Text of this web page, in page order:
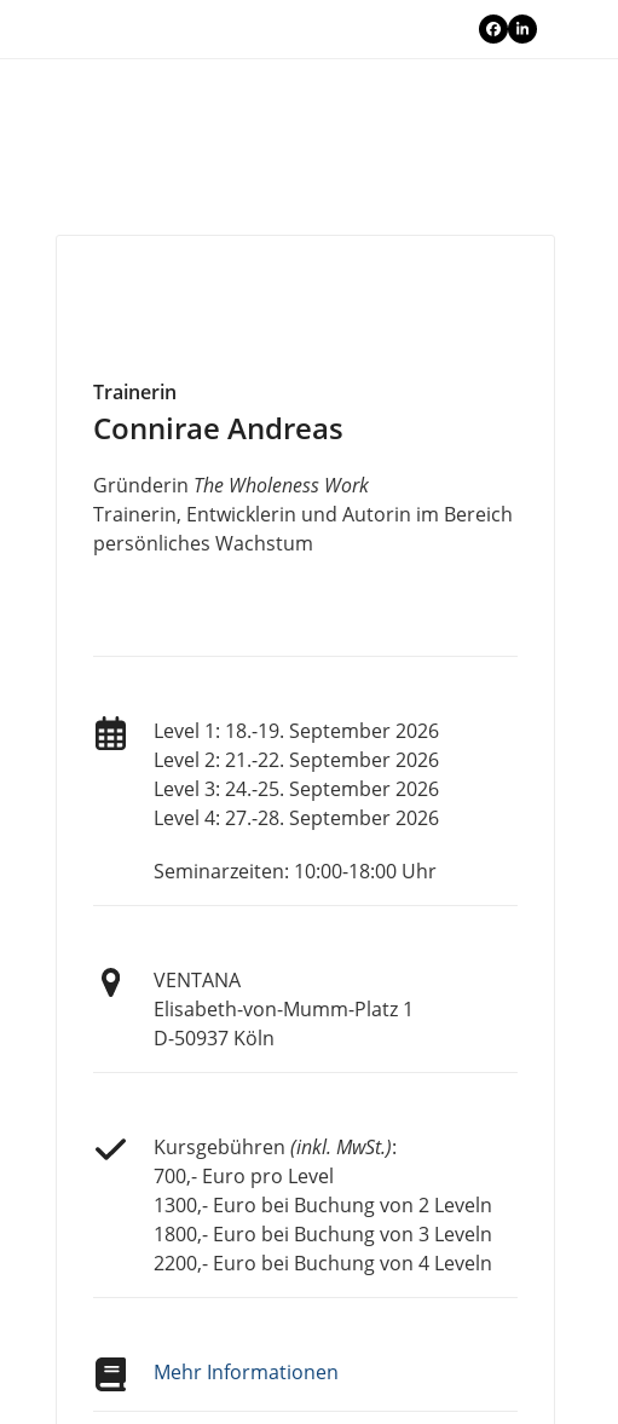
FacebookLinkedIn
Trainerin
Connirae Andreas
Gründerin The Wholeness Work
Trainerin, Entwicklerin und Autorin im Bereich
persönliches Wachstum
Level 1: 18.-19. September 2026
Level 2: 21.-22. September 2026
Level 3: 24.-25. September 2026
Level 4: 27.-28. September 2026
Seminarzeiten: 10:00-18:00 Uhr
VENTANA
Elisabeth-von-Mumm-Platz 1
D-50937 Köln
Kursgebühren (inkl. MwSt.):
700,- Euro pro Level
1300,- Euro bei Buchung von 2 Leveln
1800,- Euro bei Buchung von 3 Leveln
2200,- Euro bei Buchung von 4 Leveln
Mehr Informationen